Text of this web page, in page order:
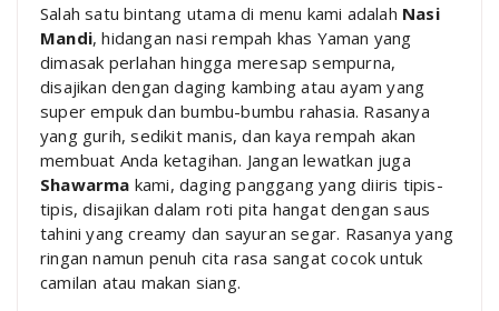
Salah satu bintang utama di menu kami adalah Nasi
Mandi, hidangan nasi rempah khas Yaman yang
dimasak perlahan hingga meresap sempurna,
disajikan dengan daging kambing atau ayam yang
super empuk dan bumbu-bumbu rahasia. Rasanya
yang gurih, sedikit manis, dan kaya rempah akan
membuat Anda ketagihan. Jangan lewatkan juga
Shawarma kami, daging panggang yang diiris tipis-
tipis, disajikan dalam roti pita hangat dengan saus
tahini yang creamy dan sayuran segar. Rasanya yang
ringan namun penuh cita rasa sangat cocok untuk
camilan atau makan siang.